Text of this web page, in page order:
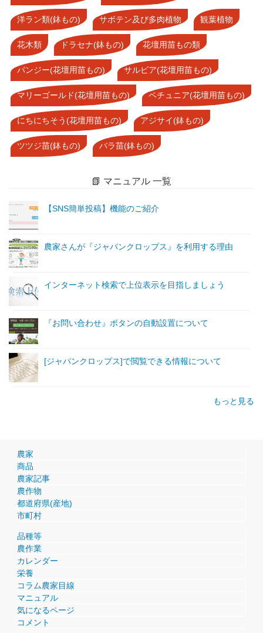
洋ラン類(鉢もの) サボテン及び多肉植物 観葉植物
花木類 ドラセナ(鉢もの) 花壇用苗もの類
パンジー(花壇用苗もの) サルビア(花壇用苗もの)
マリーゴールド(花壇用苗もの) ペチュニア(花壇用苗もの)
にちにちそう(花壇用苗もの) アジサイ(鉢もの)
ツツジ苗(鉢もの) バラ苗(鉢もの)
📗 マニュアル 一覧
【SNS簡単投稿】機能のご紹介
農家さんが『ジャパンクロップス』を利用する理由
インターネット検索で上位表示を目指しましょう
『お問い合わせ』ボタンの自動設置について
[ジャパンクロップス]で閲覧できる情報について
もっと見る
農家
商品
農家記事
農作物
都道府県(産地)
市町村
品種等
農作業
カレンダー
栄養
コラム農家目線
マニュアル
気になるページ
コメント